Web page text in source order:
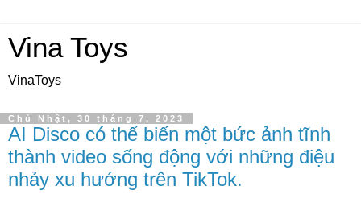
Vina Toys
VinaToys
Chủ Nhật, 30 tháng 7, 2023
AI Disco có thể biến một bức ảnh tĩnh
thành video sống động với những điệu
nhảy xu hướng trên TikTok.